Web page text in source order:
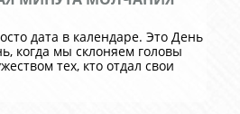
дата в календаре. Это День
когда мы склоняем головы
тех, кто отдал свои